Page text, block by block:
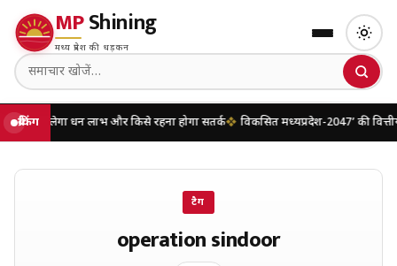
MPShining
मध्य प्रदेश की धड़कन
ब्रेकिंगधन लाभ और किसे रहना होगा सतर्क विकसित मध्यप्रदेश-2047’ की वित्तीय
टैग
operation sindoor